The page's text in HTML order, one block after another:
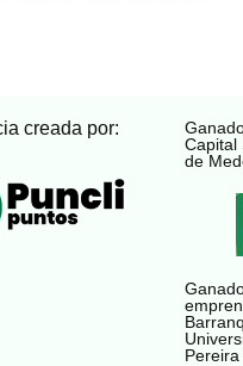
creada por:
Capital
de